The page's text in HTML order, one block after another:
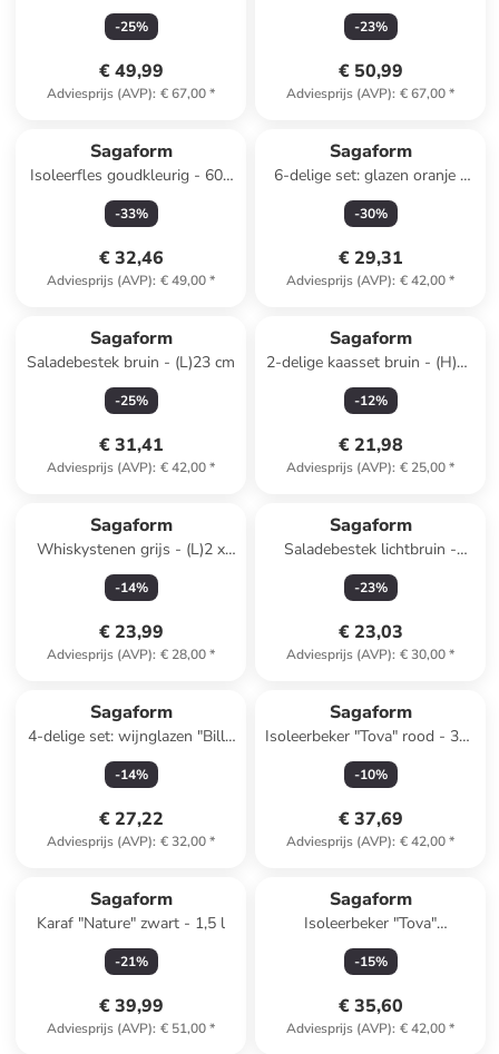
-25%
€ 49,99
Adviesprijs (AVP): € 67,00*
-23%
€ 50,99
Adviesprijs (AVP): € 67,00*
Sagaform
Isoleerfles goudkleurig - 600
ml
-33%
€ 32,46
Adviesprijs (AVP): € 49,00*
Sagaform
6-delige set: glazen oranje -
300 ml
-30%
€ 29,31
Adviesprijs (AVP): € 42,00*
Sagaform
Saladebestek bruin - (L)23 cm
-25%
€ 31,41
Adviesprijs (AVP): € 42,00*
Sagaform
2-delige kaasset bruin - (H)16
cm
-12%
€ 21,98
Adviesprijs (AVP): € 25,00*
Sagaform
Whiskystenen grijs - (L)2 x
(B)2 cm
-14%
€ 23,99
Adviesprijs (AVP): € 28,00*
Sagaform
Saladebestek lichtbruin -
(H)24 cm
-23%
€ 23,03
Adviesprijs (AVP): € 30,00*
Sagaform
4-delige set: wijnglazen "Billi''
- 350 ml
-14%
€ 27,22
Adviesprijs (AVP): € 32,00*
Sagaform
Isoleerbeker "Tova" rood - 320
ml
-10%
€ 37,69
Adviesprijs (AVP): € 42,00*
Sagaform
Karaf "Nature" zwart - 1,5 l
-21%
€ 39,99
Adviesprijs (AVP): € 51,00*
Sagaform
Isoleerbeker "Tova"
donkerblauw - 320 ml
-15%
€ 35,60
Adviesprijs (AVP): € 42,00*